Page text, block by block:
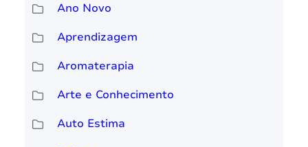
Ano Novo
Aprendizagem
Aromaterapia
Arte e Conhecimento
Auto Estima